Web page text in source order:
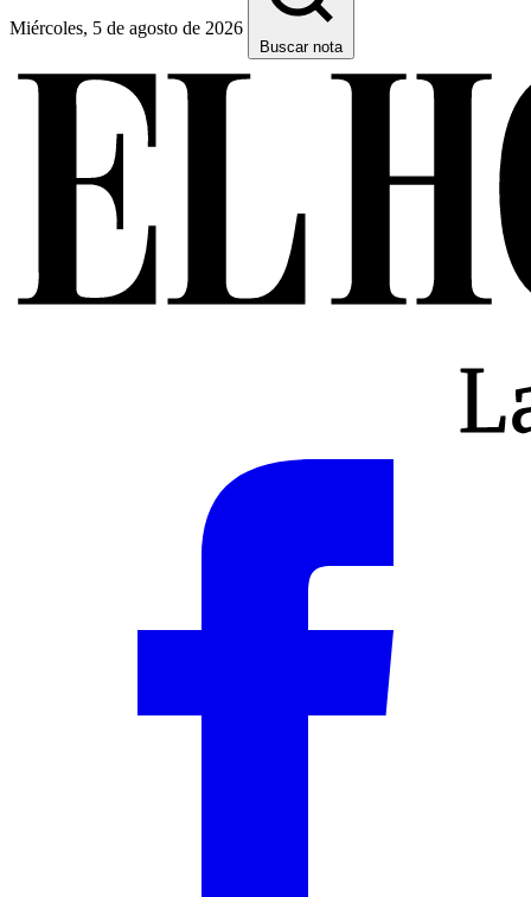
Miércoles, 5 de agosto de 2026
Buscar nota